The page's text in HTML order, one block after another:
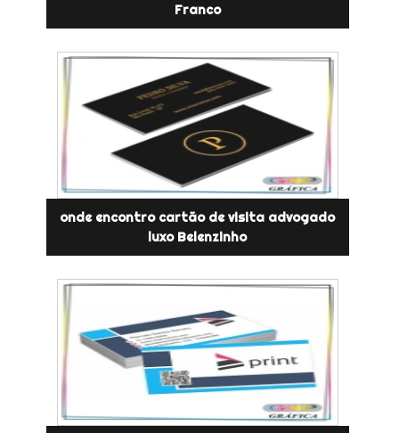
Franco
onde encontro cartão de visita advogado
luxo Belenzinho